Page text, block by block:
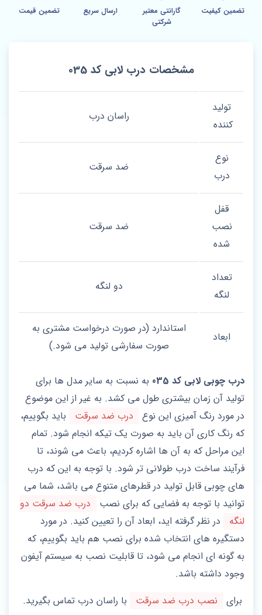
تضمین کیفیت
گارانتی معتبر
شرکتی
ارسال سریع تضمین قیمت
مشخصات درب لابی کد 035
تولید
کننده
راسان درب
نوع
درب
ضد سرقت
قفل
نصب
شده
ضد سرقت
تعداد
لنگه
دو لنگه
ابعاد
استاندارد (در صورت درخواست مشتری به
صورت سفارشی تولید می شود.)
درب چوبی لابی کد 035
به نسبت به سایر مدل ها برای
تولید آن زمان بیشتری طول می کشد. به غیر از این موضوع
در مورد رنگ آمیزی این نوع
درب ضد سرقت
باید بگوییم،
که رنگ کاری آن باید به صورت یک تیکه انجام شود. تمام
این مراحل که به آن ها اشاره کردیم، باعث می شوند، تا
فرآیند ساخت درب طولانی تر شود. با توجه به این که درب
های چوبی قابل تولید در قطرهای متنوع می باشد، شما می
توانید با توجه به فضایی که برای نصب
درب ضد سرقت دو
لنگه
در نظر گرفته اید، ابعاد آن را تعیین کنید. در مورد
دستگیره های انتخاب شده برای نصب هم باید بگوییم، که
به گونه ای انجام می شود، تا قابلیت نصب به سیستم آیفون
وجود داشته باشد.
برای
نصب درب ضد سرقت با راسان درب تماس بگیرید.